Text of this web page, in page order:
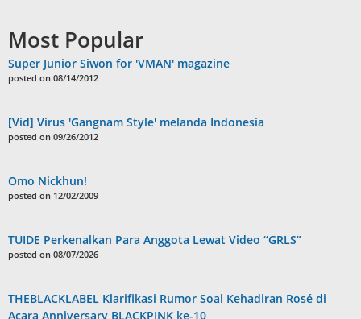
Most Popular
Super Junior Siwon for 'VMAN' magazine
posted on 08/14/2012
[Vid] Virus 'Gangnam Style' melanda Indonesia
posted on 09/26/2012
Omo Nickhun!
posted on 12/02/2009
TUIDE Perkenalkan Para Anggota Lewat Video “GRLS”
posted on 08/07/2026
THEBLACKLABEL Klarifikasi Rumor Soal Kehadiran Rosé di
Acara Anniversary BLACKPINK ke-10